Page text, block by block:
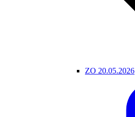
ZO 20.05.2026